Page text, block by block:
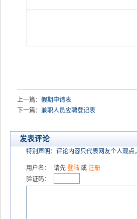
上一篇：假期申请表
下一篇：兼职人员应聘登记表
发表评论
特别声明：评论内容只代表网友个人观点
用户名： 请先 登陆或 注册
验证码：